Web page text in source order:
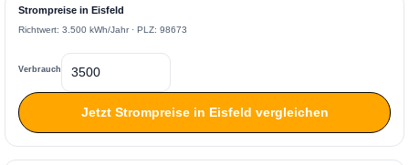
Strompreise in Eisfeld
Richtwert: 3.500 kWh/Jahr · PLZ: 98673
Verbrauch
Jetzt Strompreise in Eisfeld vergleichen